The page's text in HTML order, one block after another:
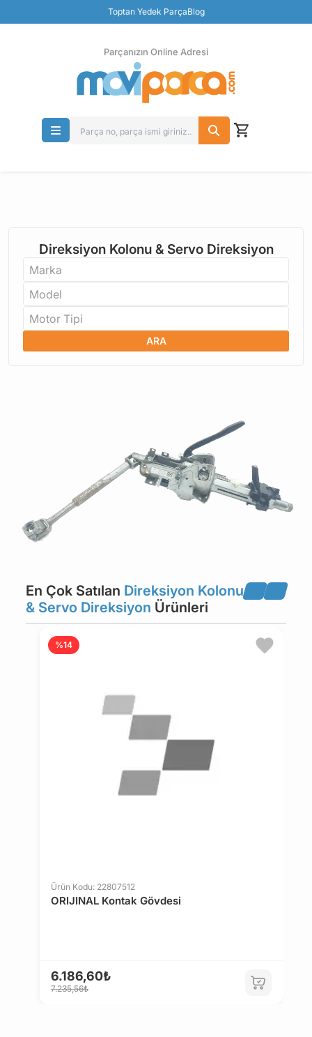
Toptan Yedek ParçaBlog
Ücretsiz İade
Parçanızın Online Adresi
Direksiyon Kolonu & Servo Direksiyon
Marka
Model
Motor Tipi
ARA
En Çok Satılan Direksiyon Kolonu
& Servo Direksiyon Ürünleri
Ürün Kodu: 22807512
ORIJINAL Kontak Gövdesi
6.186,60₺
7.235,56₺
%14